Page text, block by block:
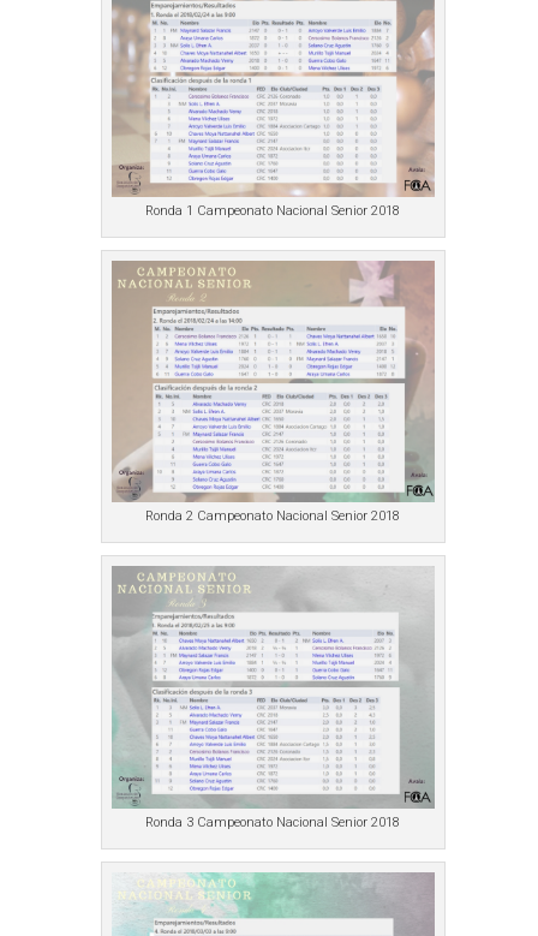
Ronda 1 Campeonato Nacional Senior 2018
Ronda 2 Campeonato Nacional Senior 2018
Ronda 3 Campeonato Nacional Senior 2018